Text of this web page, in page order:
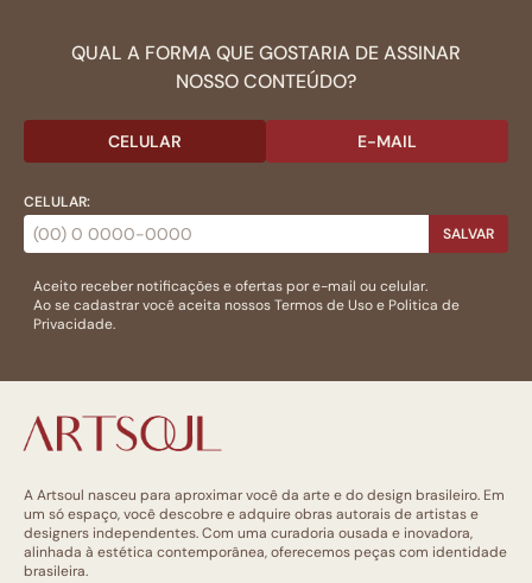
QUAL A FORMA QUE GOSTARIA DE ASSINAR
NOSSO CONTEÚDO?
CELULAR E-MAIL
CELULAR:
SALVAR
Aceito receber notificações e ofertas por e-mail ou celular.
Ao se cadastrar você aceita nossosTermos de Usoe Politica de
Privacidade.
A Artsoul nasceu para aproximar você da arte e do design brasileiro. Em
um só espaço, você descobre e adquire obras autorais de artistas e
designers independentes. Com uma curadoria ousada e inovadora,
alinhada à estética contemporânea, oferecemos peças com identidade
brasileira.